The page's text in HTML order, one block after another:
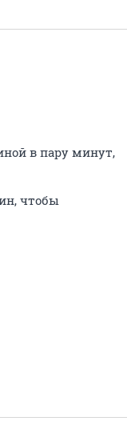
в пару минут,
чтобы